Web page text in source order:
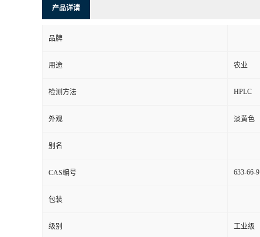
产品详请
品牌
用途 农业
检测方法 HPLC
外观 淡黄色
别名
CAS编号 633-66-9
包装
级别 工业级